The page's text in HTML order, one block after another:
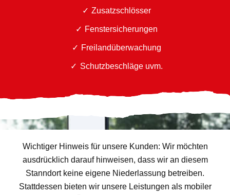
Zusatzschlösser
Fenstersicherungen
Freilandüberwachung
Schutzbeschläge uvm.
Wichtiger Hinweis für unsere Kunden: Wir möchten
ausdrücklich darauf hinweisen, dass wir an diesem
Stanndort keine eigene Niederlassung betreiben.
Stattdessen bieten wir unsere Leistungen als mobiler